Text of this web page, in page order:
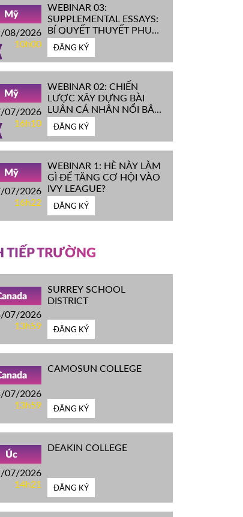
Mỹ
08/2026
10h00
WEBINAR 03:
SUPPLEMENTAL ESSAYS:
BÍ QUYẾT THUYẾT PHỤC
HỘI ĐỒNG TUYỂN SINH
ĐH TOP ĐẦU MỸ
ĐĂNG KÝ
Mỹ
07/2026
16h10
WEBINAR 02: CHIẾN
LƯỢC XÂY DỰNG BÀI
LUẬN CÁ NHÂN NỔI BẬT
CHINH PHỤC ĐH TOP
ĐẦU MỸ
ĐĂNG KÝ
Mỹ
07/2026
16h22
WEBINAR 1: HÈ NÀY LÀM
GÌ ĐỂ TĂNG CƠ HỘI VÀO
IVY LEAGUE?
ĐĂNG KÝ
TIẾP TRƯỜNG
07/2026
13h59
SURREY SCHOOL
DISTRICT
ĐĂNG KÝ
07/2026
13h59
CAMOSUN COLLEGE
ĐĂNG KÝ
Úc
07/2026
14h21
DEAKIN COLLEGE
ĐĂNG KÝ